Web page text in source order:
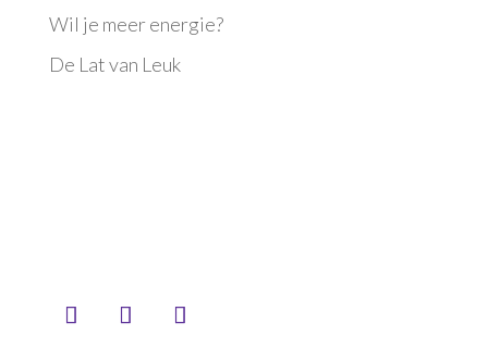
Wil je meer energie?
De Lat van Leuk